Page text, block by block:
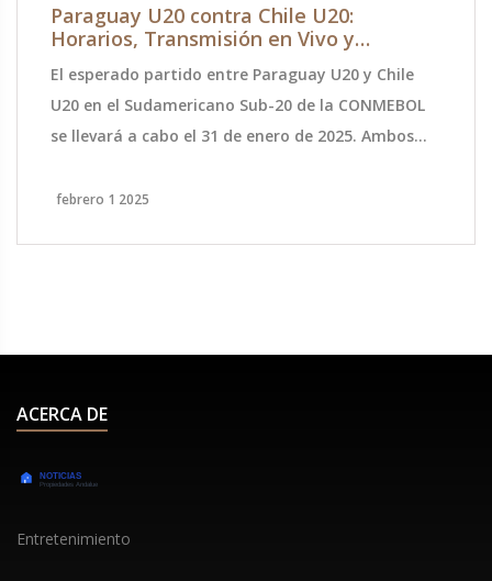
Paraguay U20 contra Chile U20:
Horarios, Transmisión en Vivo y
El esperado partido entre Paraguay U20 y Chile
U20 en el Sudamericano Sub-20 de la CONMEBOL
se llevará a cabo el 31 de enero de 2025. Ambos
Grupo A con 6 puntos cada uno. La historia
febrero 1 2025
ACERCA DE
Entretenimiento